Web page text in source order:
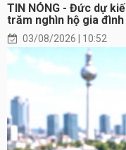
TIN NÓNG - Đức dự
trăm nghìn hộ gia
03/08/2026 | 10:52